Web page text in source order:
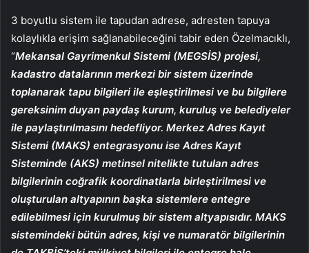
3 boyutlu sistem ile tapudan adrese, adresten tapuya
kolaylıkla erişim sağlanabileceğini tabir eden Özelmacıklı,
“Mekansal Gayrimenkul Sistemi (MEGSİS) projesi,
kadastro datalarının merkezi bir sistem üzerinde
toplanarak tapu bilgileri ile eşleştirilmesi ve bu bilgilere
gereksinim duyan paydaş kurum, kuruluş ve belediyeler
ile paylaştırılmasını hedefliyor. Merkez Adres Kayıt
Sistemi (MAKS) entegrasyonu ise Adres Kayıt
Sisteminde (AKS) metinsel nitelikte tutulan adres
bilgilerinin coğrafik koordinatlarla birleştirilmesi ve
oluşturulan altyapının başka sistemlere entegre
edilebilmesi için kurulmuş bir sistem altyapısıdır. MAKS
sistemindeki bütün adres, kişi ve numaratör bilgilerinin